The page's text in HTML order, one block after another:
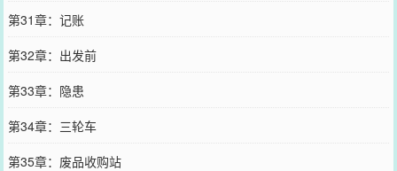
第31章：记账
第32章：出发前
第33章：隐患
第34章：三轮车
第35章：废品收购站